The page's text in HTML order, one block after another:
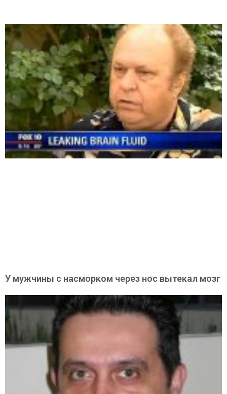
У мужчины с насморком через нос вытекал мозг